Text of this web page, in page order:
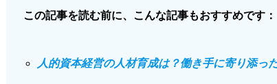
この記事を読む前に、こんな記事もおすすめです：
人的資本経営の人材育成は？働き手に寄り添っ